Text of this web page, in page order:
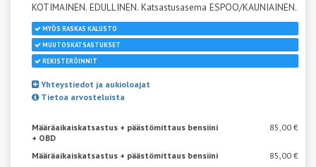
KOTIMAINEN. EDULLINEN. Katsastusasema ESPOO/KAUNIAINEN.
MYÖS RASKAS KALUSTO
MUUTOSKATSASTUKSET
REKISTERÖINNIT
Yhteystiedot ja aukioloajat
Tietoa arvosteluista
Määräaikaiskatsastus + päästömittaus bensiini
+ OBD
85,00 €
Määräaikaiskatsastus + päästömittaus bensiini
85,00 €